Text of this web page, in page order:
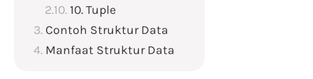
10. Tuple
Contoh Struktur Data
Manfaat Struktur Data